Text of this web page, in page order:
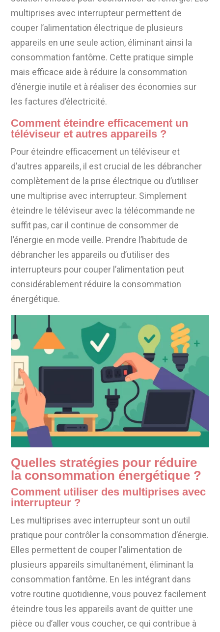
multiprises avec interrupteur permettent de
couper l’alimentation électrique de plusieurs
appareils en une seule action, éliminant ainsi la
consommation fantôme. Cette pratique simple
mais efficace aide à réduire la consommation
d’énergie inutile et à réaliser des économies sur
les factures d’électricité.
Comment éteindre efficacement un
téléviseur et autres appareils ?
Pour éteindre efficacement un téléviseur et
d’autres appareils, il est crucial de les débrancher
complètement de la prise électrique ou d’utiliser
une multiprise avec interrupteur. Simplement
éteindre le téléviseur avec la télécommande ne
suffit pas, car il continue de consommer de
l’énergie en mode veille. Prendre l’habitude de
débrancher les appareils ou d’utiliser des
interrupteurs pour couper l’alimentation peut
considérablement réduire la consommation
énergétique.
Quelles stratégies pour réduire
la consommation énergétique ?
Comment utiliser des multiprises avec
interrupteur ?
Les multiprises avec interrupteur sont un outil
pratique pour contrôler la consommation d’énergie.
Elles permettent de couper l’alimentation de
plusieurs appareils simultanément, éliminant la
consommation fantôme. En les intégrant dans
votre routine quotidienne, vous pouvez facilement
éteindre tous les appareils avant de quitter une
pièce ou d’aller vous coucher, ce qui contribue à